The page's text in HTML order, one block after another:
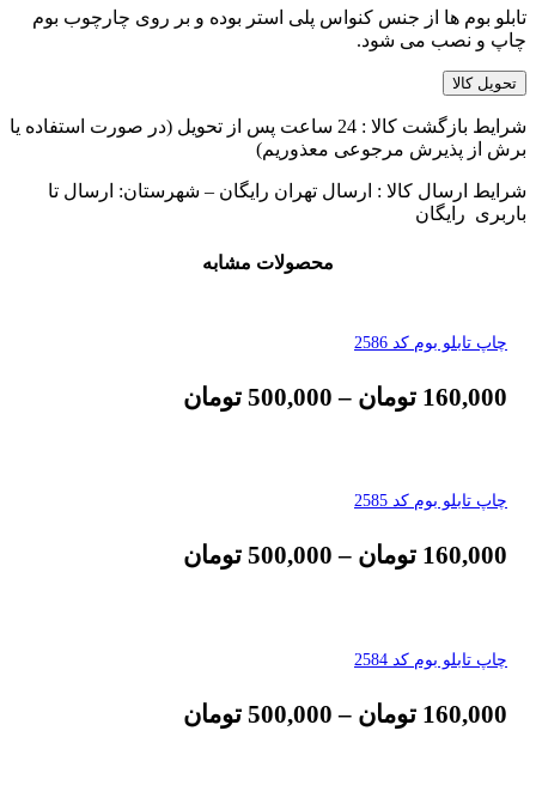
تابلو بوم ها از جنس کنواس پلی استر بوده و بر روی چارچوب بوم
چاپ و نصب می شود.
تحویل کالا
شرایط بازگشت کالا : 24 ساعت پس از تحویل (در صورت استفاده یا
برش از پذیرش مرجوعی معذوریم)
شرایط ارسال کالا : ارسال تهران رایگان – شهرستان: ارسال تا
باربری رایگان
محصولات مشابه
چاپ تابلو بوم کد 2586
160,000 تومان –
500,000 تومان
چاپ تابلو بوم کد 2585
160,000 تومان –
500,000 تومان
چاپ تابلو بوم کد 2584
160,000 تومان –
500,000 تومان